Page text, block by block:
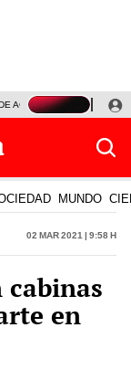
AGOSTO OLLANTA
MUNDO
02 Mar 2021 | 9:58 h
en